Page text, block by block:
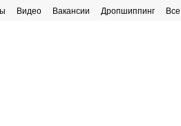
Видео Вакансии Дропшиппинг